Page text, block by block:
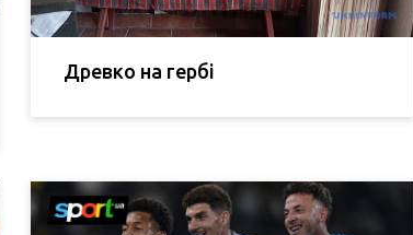
Древко на гербі